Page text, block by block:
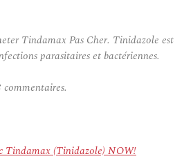
Tindamax Pas Cher. Tinidazole est
parasitaires et bactériennes.
commentaires.
Tindamax (Tinidazole) NOW!